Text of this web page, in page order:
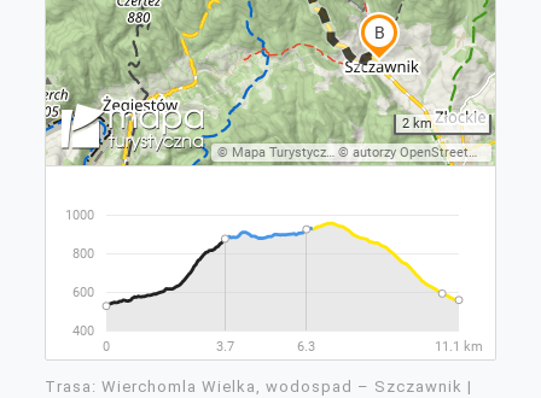
Trasa: Wierchomla Wielka, wodospad – Szczawnik |